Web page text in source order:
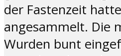
der Fastenzeit
angesammelt. Die
Wurden bunt